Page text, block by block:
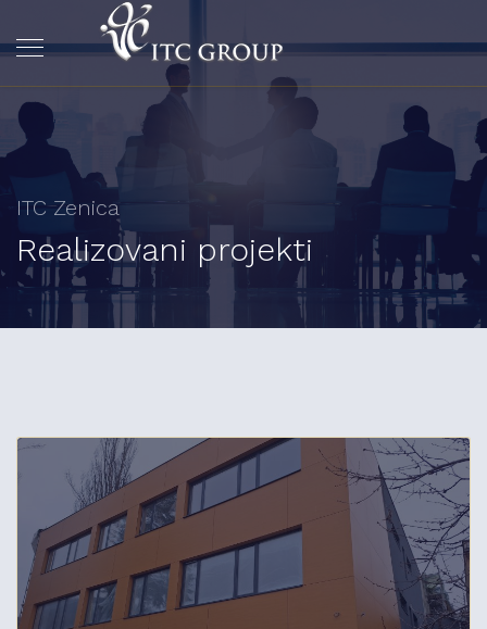
ITC Zenica
Realizovani projekti